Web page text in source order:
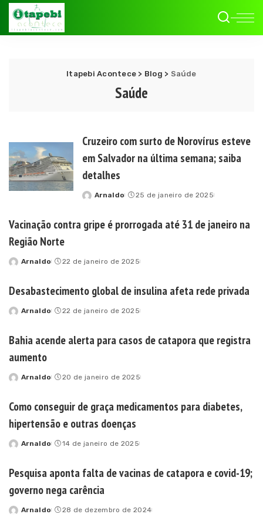
Itapebi Acontece > Blog > Saúde
Saúde
Cruzeiro com surto de Norovírus esteve
em Salvador na última semana; saiba
detalhes
Posted
Arnaldo 25 de janeiro de 2025
Vacinação contra gripe é prorrogada até 31 de janeiro na
Região Norte
Posted
Arnaldo 22 de janeiro de 2025
Desabastecimento global de insulina afeta rede privada
Posted
Arnaldo 22 de janeiro de 2025
Bahia acende alerta para casos de catapora que registra
aumento
Posted
Arnaldo 20 de janeiro de 2025
Como conseguir de graça medicamentos para diabetes,
hipertensão e outras doenças
Posted
Arnaldo 14 de janeiro de 2025
Pesquisa aponta falta de vacinas de catapora e covid-19;
governo nega carência
Posted
Arnaldo 28 de dezembro de 2024